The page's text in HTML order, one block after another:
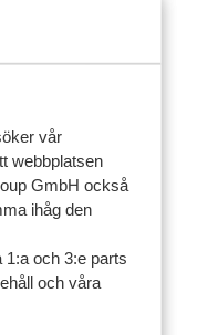
vår
webbplatsen
GmbH också
ihåg den
och 3:e parts
och våra